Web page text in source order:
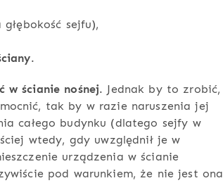
sejfu),
.
w ścianie nośnej. Jednak by to zrobić,
tak by w razie naruszenia jej
całego budynku (dlatego sejfy w
wtedy, gdy uwzględnił je w
urządzenia w ścianie
pod warunkiem, że nie jest ona